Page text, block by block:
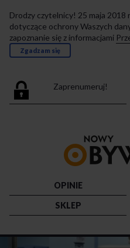
Drodzy czytelnicy! 25 maja 2018
dotyczące ochrony Waszych
zapoznanie się z informacjami
Zgadzam się
Zaprenumeruj!
OPINIE
SKLEP